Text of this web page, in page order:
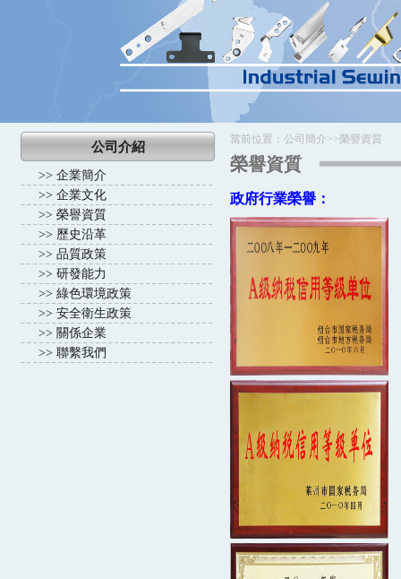
公司介紹
>> 企業簡介
>> 企業文化
>> 榮譽資質
>> 歷史沿革
>> 品質政策
>> 研發能力
>> 綠色環境政策
>> 安全衛生政策
>> 關係企業
>> 聯繫我們
當前位置： 公司簡介>>榮譽資質
榮譽資質
政府行業榮譽：